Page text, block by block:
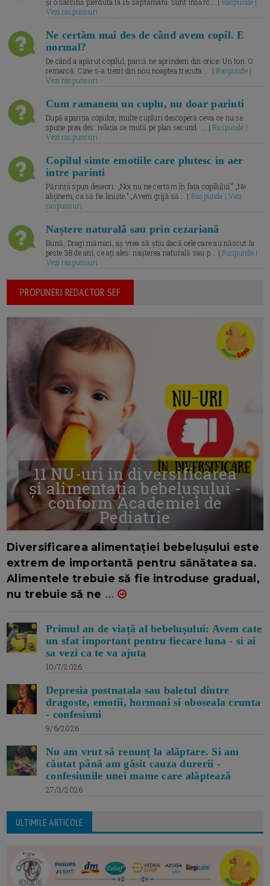
și o sarcină pierduta la 16 săptămâni. Sunt însărc... | Raspunde |
Vezi raspunsuri
Ne certăm mai des de când avem copil. E
normal?
De când a apărut copilul, parcă ne aprindem din orice. Un ton. O
remarcă. Cine s-a trezit din nou noaptea trecuta.... |Raspunde |
Vezi raspunsuri
Cum ramanem un cuplu, nu doar parinti
După apariția copiilor, multe cupluri descoperă ceva ce nu se
spune prea des: relația se mută pe plan secund. ... |Raspunde |
Vezi raspunsuri
Copilul simte emotiile care plutesc in aer
intre parinti
Părinții spun deseori: „Noi nu ne certăm în fața copilului.” „Ne
abținem, ca să fie liniște.” „Avem grijă să... | Raspunde | Vezi
raspunsuri
Naștere naturală sau prin cezariană
Bună, Dragi mămici, aș vrea să știu dacă cele care au născut la
peste 38 de ani, ce ați ales: nașterea naturală sau p... |Raspunde |
Vezi raspunsuri
PROPUNERI REDACTOR SEF
11 NU-uri in diversificarea
și alimentația bebelușului -
conform Academiei de
Pediatrie
Diversificarea alimentației bebelușului este
extrem de importantă pentru sănătatea sa.
Alimentele trebuie să fie introduse gradual,
nu trebuie să ne ...
Primul an de viață al bebelușului: Avem cate
un sfat important pentru fiecare luna - si ai
sa vezi ca te va ajuta
10/7/2026
Depresia postnatala sau baletul dintre
dragoste, emotii, hormoni si oboseala crunta
- confesiuni
9/6/2026
Nu am vrut să renunț la alăptare. Si am
căutat până am găsit cauza durerii -
confesiunile unei mame care alăptează
27/3/2026
ULTIMILE ARTICOLE